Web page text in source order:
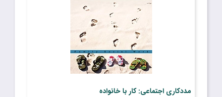
: آبان ۱۳۹۸
مددکاری اجتماعی: کار با خانواده